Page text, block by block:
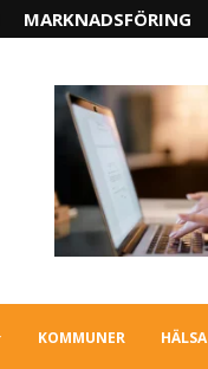
MARKNADSFÖRING
KOMMUNER HÄLSA